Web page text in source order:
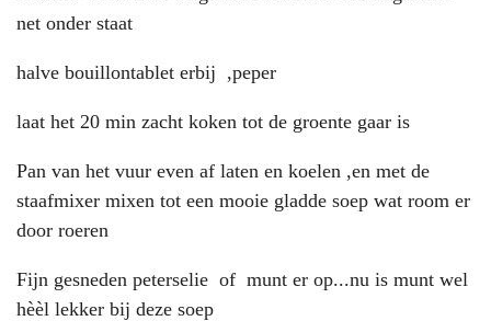
net onder staat
halve bouillontablet erbij ,peper
laat het 20 min zacht koken tot de groente gaar is
Pan van het vuur even af laten en koelen ,en met de
staafmixer mixen tot een mooie gladde soep wat room er
door roeren
Fijn gesneden peterselie of munt er op...nu is munt wel
hèèl lekker bij deze soep